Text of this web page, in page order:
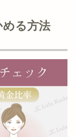
る方法